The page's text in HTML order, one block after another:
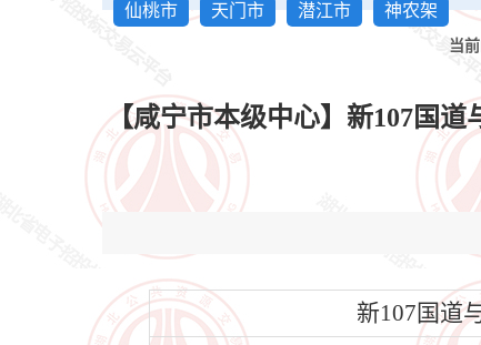
仙桃市
天门市 潜江市 神农架
当
【咸宁市本级中心】新107国道
新107国道